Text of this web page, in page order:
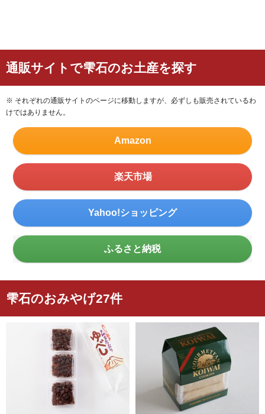
通販サイトで雫石のお土産を探す
※ それぞれの通販サイトのページに移動しますが、必ずしも販売されているわ
けではありません。
Amazon
楽天市場
Yahoo!ショッピング
ふるさと納税
雫石のおみやげ27件